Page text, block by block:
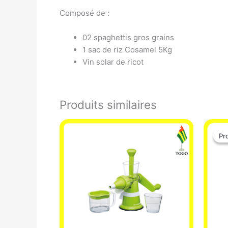
Composé de :
02 spaghettis gros grains
1 sac de riz Cosamel 5Kg
Vin solar de ricot
Produits similaires